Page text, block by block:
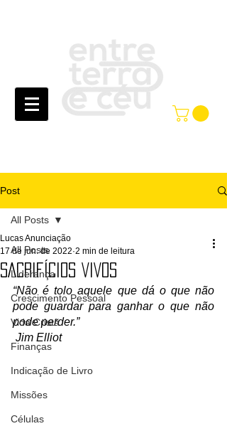
Post
All Posts
Liderança
Crescimento Pessoal
Vida Cristã
Finanças
Indicação de Livro
Missões
Células
All Posts
SACRIFÍCIOS VIVOS
Lucas Anunciação
17 de jun. de 2022 2 min de leitura
“Não é tolo aquele que dá o que não
pode guardar para ganhar o que não
pode perder.”
Jim Elliot